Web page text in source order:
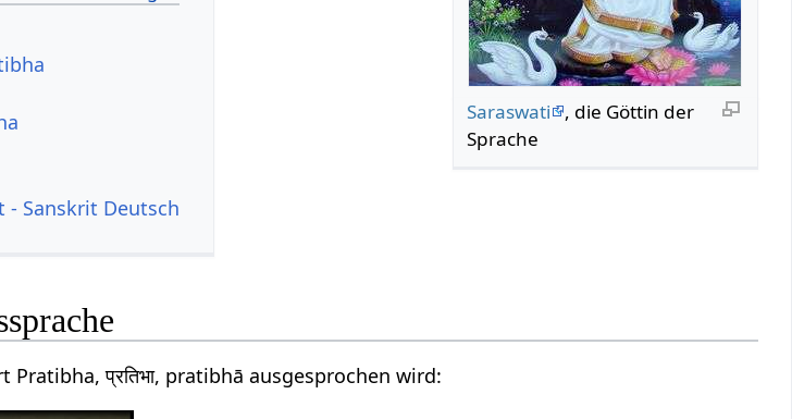
Saraswati
, die Göttin der
Sprache
- Sanskrit Deutsch
प्रतिभा, pratibhā ausgesprochen wird: